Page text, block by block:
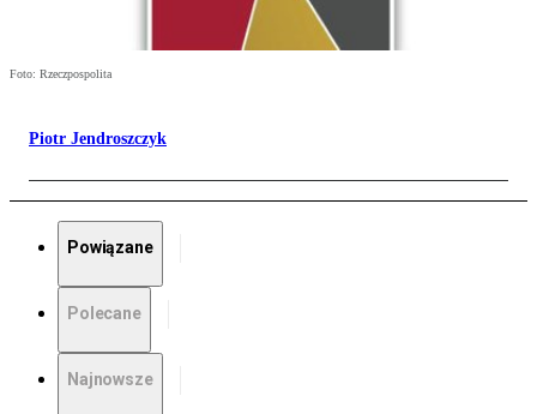
Foto: Rzeczpospolita
Piotr Jendroszczyk
Powiązane
Polecane
Najnowsze